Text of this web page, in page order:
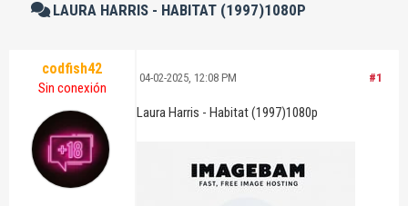
LAURA HARRIS - HABITAT (1997)1080P
codfish42
Sin conexión
#1
04-02-2025, 12:08 PM
Laura Harris - Habitat (1997)1080p